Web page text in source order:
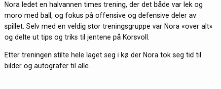
Nora ledet en halvannen times trening, der det både var lek og
moro med ball, og fokus på offensive og defensive deler av
spillet. Selv med en veldig stor treningsgruppe var Nora «over alt»
og delte ut tips og triks til jentene på Korsvoll.
Etter treningen stilte hele laget seg i kø der Nora tok seg tid til
bilder og autografer til alle.